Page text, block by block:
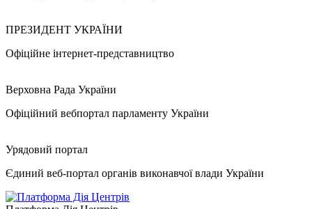
ПРЕЗИДЕНТ УКРАЇНИ
Офіційне інтернет-представництво
Верховна Рада України
Офіційний вебпортал парламенту України
Урядовий портал
Єдиний веб-портал органів виконавчої влади України